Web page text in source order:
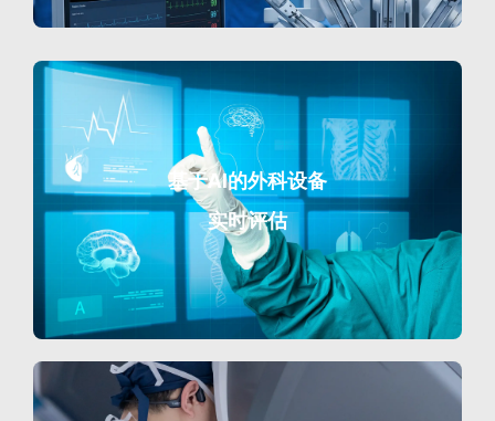
基于AI的外科设备
实时评估